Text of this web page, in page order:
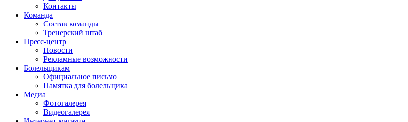
Контакты
Команда
Состав команды
Тренерский штаб
Пресс-центр
Новости
Рекламные возможности
Болельщикам
Официальное письмо
Памятка для болельщика
Медиа
Фотогалерея
Видеогалерея